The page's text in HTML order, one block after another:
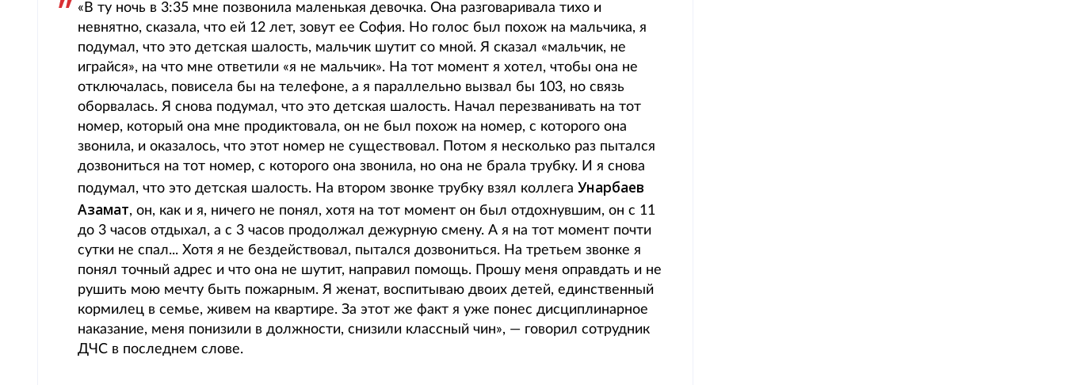
«В ту ночь в 3:35 мне позвонила маленькая девочка. Она разговаривала тихо и
невнятно, сказала, что ей 12 лет, зовут ее София. Но голос был похож на мальчика, я
подумал, что это детская шалость, мальчик шутит со мной. Я сказал «мальчик, не
играйся», на что мне ответили «я не мальчик». На тот момент я хотел, чтобы она не
отключалась, повисела бы на телефоне, а я параллельно вызвал бы 103, но связь
оборвалась. Я снова подумал, что это детская шалость. Начал перезванивать на тот
номер, который она мне продиктовала, он не был похож на номер, с которого она
звонила, и оказалось, что этот номер не существовал. Потом я несколько раз пытался
дозвониться на тот номер, с которого она звонила, но она не брала трубку. И я снова
подумал, что это детская шалость. На втором звонке трубку взял коллега Унарбаев
Азамат, он, как и я, ничего не понял, хотя на тот момент он был отдохнувшим, он с 11
до 3 часов отдыхал, а с 3 часов продолжал дежурную смену. А я на тот момент почти
сутки не спал... Хотя я не бездействовал, пытался дозвониться. На третьем звонке я
понял точный адрес и что она не шутит, направил помощь. Прошу меня оправдать и не
рушить мою мечту быть пожарным. Я женат, воспитываю двоих детей, единственный
кормилец в семье, живем на квартире. За этот же факт я уже понес дисциплинарное
наказание, меня понизили в должности, снизили классный чин», — говорил сотрудник
ДЧС в последнем слове.